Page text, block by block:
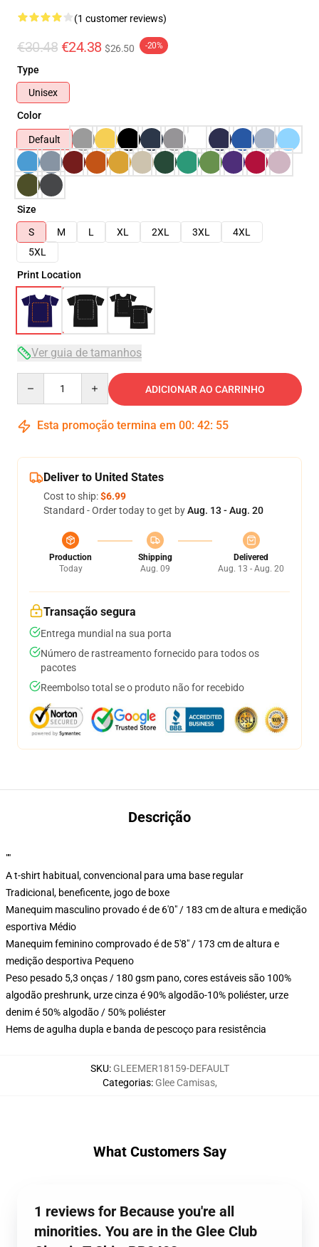
(1 customer reviews)
€30.48 €24.38 $26.50 -20%
Type
Unisex
Color
Default
Size
S
M L XL 2XL 3XL
4XL
5XL
Print Location
Ver guia de tamanhos
ADICIONAR AO CARRINHO
Esta promoção termina em 00: 42: 54
Deliver to United States
Cost to ship:$6.99
Standard - Order today to get byAug. 13 - Aug. 20
Production
Today
Shipping
Aug. 09
Delivered
Aug. 13 - Aug. 20
Transação segura
Entrega mundial na sua porta
Número de rastreamento fornecido para todos os
pacotes
Reembolso total se o produto não for recebido
Descrição
""
A t-shirt habitual, convencional para uma base regular
Tradicional, beneficente, jogo de boxe
Manequim masculino provado é de 6'0" / 183 cm de altura e medição
esportiva Médio
Manequim feminino comprovado é de 5'8" / 173 cm de altura e
medição desportiva Pequeno
Peso pesado 5,3 onças / 180 gsm pano, cores estáveis são 100%
algodão preshrunk, urze cinza é 90% algodão-10% poliéster, urze
denim é 50% algodão / 50% poliéster
Hems de agulha dupla e banda de pescoço para resistência
SKU: GLEEMER18159-DEFAULT
Categorias: Glee Camisas,
What Customers Say
1 reviews for Because you're all
minorities. You are in the Glee Club